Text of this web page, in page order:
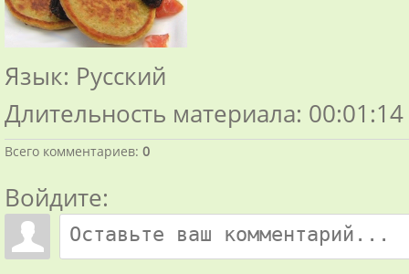
Язык: Русский
Длительность материала: 00:01:14
Всего комментариев: 0
Войдите: